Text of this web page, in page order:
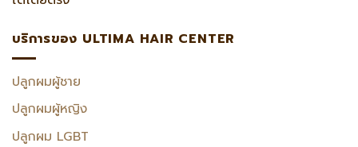
บริการของ ULTIMA HAIR CENTER
ปลูกผมผู้ชาย
ปลูกผมผู้หญิง
ปลูกผม LGBT